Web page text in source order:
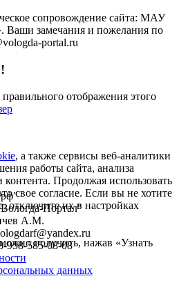
Портал"
А.М.
958-585-08-08
данных
сопровождение сайта: МАУ
Ваши замечания и пожелания по
portal.ru
отображения этого
, а также сервисы веб-аналитики
работы сайта, анализа
Продолжая использовать
свое согласие. Если вы не хотите
отключите их в настройках
получить, нажав «Узнать